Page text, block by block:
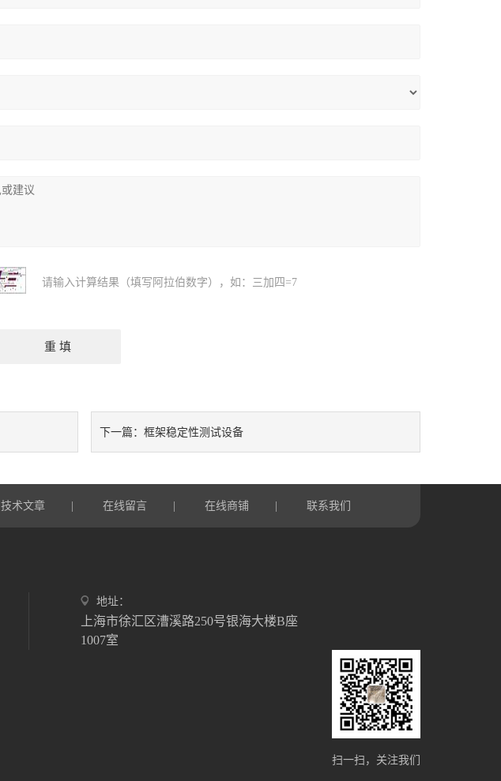
请输入计算结果（填写阿拉伯数字），如：三加四=7
下一篇： 框架稳定性测试设备
技术文章 在线留言 在线商铺 联系我们
地址：
上海市徐汇区漕溪路250号银海大楼B座
1007室
扫一扫，关注我们